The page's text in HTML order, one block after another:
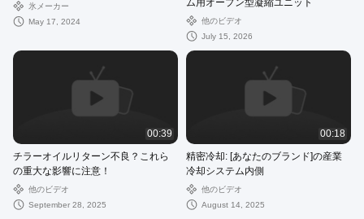
氷メーカー
May 17, 2024
ム用オープン型凝縮ユニット
他のビデオ
July 15, 2026
00:39
チラーオイルリターン不良？これら
の重大な影響に注意！
他のビデオ
September 28, 2025
00:18
精密冷却: [あなたのブランド]の産業
冷却システム内側
他のビデオ
August 14, 2025